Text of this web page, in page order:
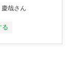
哉さん
る